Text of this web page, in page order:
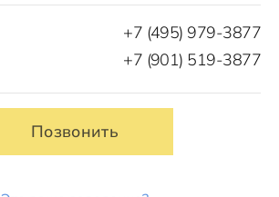
+7 (495) 979-3877
+7 (901) 519-3877
Позвонить